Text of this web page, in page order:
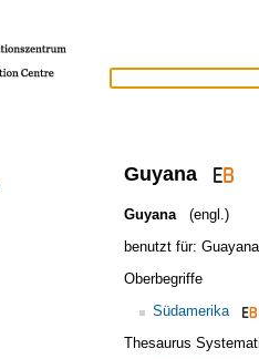
Guyana
Guyana
(engl.)
benutzt für: Guayana
Oberbegriffe
Südamerika
Thesaurus